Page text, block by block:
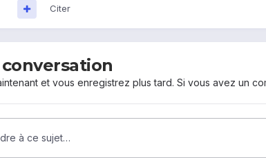
Citer
et vous enregistrez plus tard. Si vous avez un
à ce sujet…